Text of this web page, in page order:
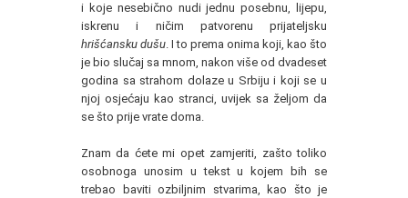
i koje nesebično nudi jednu posebnu, lijepu,
iskrenu i ničim patvorenu prijateljsku
hrišćansku dušu. I to prema onima koji, kao što
je bio slučaj sa mnom, nakon više od dvadeset
godina sa strahom dolaze u Srbiju i koji se u
njoj osjećaju kao stranci, uvijek sa željom da
se što prije vrate doma.
Znam da ćete mi opet zamjeriti, zašto toliko
osobnoga unosim u tekst u kojem bih se
trebao baviti ozbiljnim stvarima, kao što je